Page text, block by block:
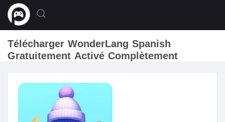
Télécharger WonderLang Spanish
Gratuitement Activé Complètement